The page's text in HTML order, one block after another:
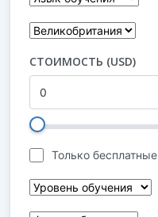
СТОИМОСТЬ (USD)
Только бесплатные